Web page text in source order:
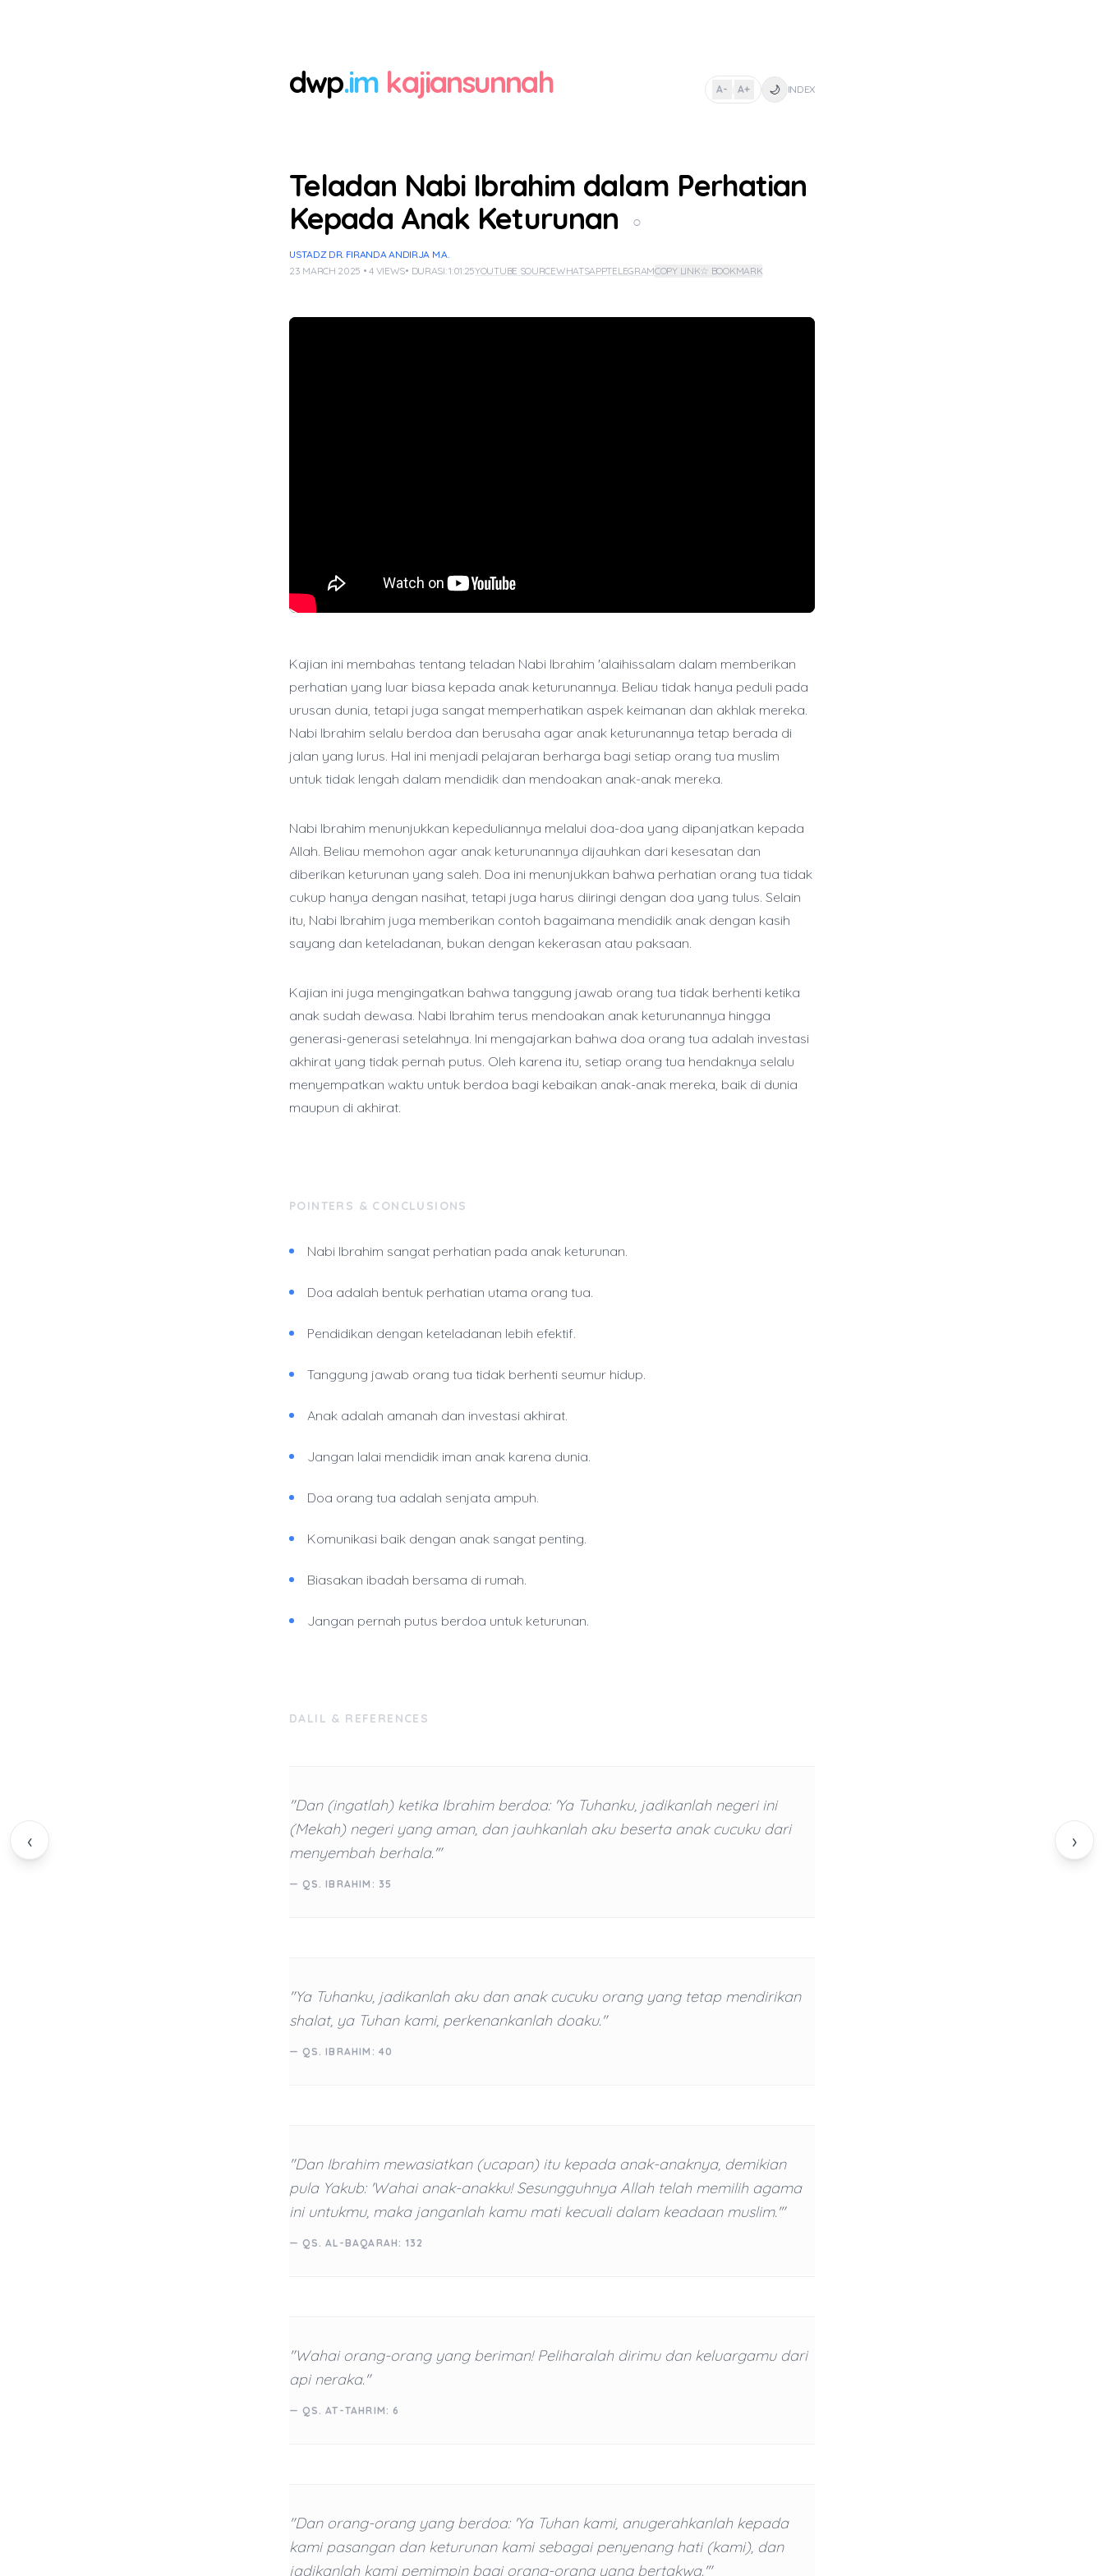
dwp.im kajiansunnah A- | A+ 🌙 INDEX
‹ ›
Teladan Nabi Ibrahim dalam Perhatian
Kepada Anak Keturunan
○
USTADZ DR. FIRANDA ANDIRJA M.A.
23 MARCH 2025 • 4 VIEWS• DURASI: 1:01:25YOUTUBE SOURCEWHATSAPPTELEGRAMCOPY LINK☆ BOOKMARK
Kajian ini membahas tentang teladan Nabi Ibrahim 'alaihissalam dalam memberikan
perhatian yang luar biasa kepada anak keturunannya. Beliau tidak hanya peduli pada
urusan dunia, tetapi juga sangat memperhatikan aspek keimanan dan akhlak mereka.
Nabi Ibrahim selalu berdoa dan berusaha agar anak keturunannya tetap berada di
jalan yang lurus. Hal ini menjadi pelajaran berharga bagi setiap orang tua muslim
untuk tidak lengah dalam mendidik dan mendoakan anak-anak mereka.
Nabi Ibrahim menunjukkan kepeduliannya melalui doa-doa yang dipanjatkan kepada
Allah. Beliau memohon agar anak keturunannya dijauhkan dari kesesatan dan
diberikan keturunan yang saleh. Doa ini menunjukkan bahwa perhatian orang tua tidak
cukup hanya dengan nasihat, tetapi juga harus diiringi dengan doa yang tulus. Selain
itu, Nabi Ibrahim juga memberikan contoh bagaimana mendidik anak dengan kasih
sayang dan keteladanan, bukan dengan kekerasan atau paksaan.
Kajian ini juga mengingatkan bahwa tanggung jawab orang tua tidak berhenti ketika
anak sudah dewasa. Nabi Ibrahim terus mendoakan anak keturunannya hingga
generasi-generasi setelahnya. Ini mengajarkan bahwa doa orang tua adalah investasi
akhirat yang tidak pernah putus. Oleh karena itu, setiap orang tua hendaknya selalu
menyempatkan waktu untuk berdoa bagi kebaikan anak-anak mereka, baik di dunia
maupun di akhirat.
POINTERS & CONCLUSIONS
Nabi Ibrahim sangat perhatian pada anak keturunan.
Doa adalah bentuk perhatian utama orang tua.
Pendidikan dengan keteladanan lebih efektif.
Tanggung jawab orang tua tidak berhenti seumur hidup.
Anak adalah amanah dan investasi akhirat.
Jangan lalai mendidik iman anak karena dunia.
Doa orang tua adalah senjata ampuh.
Komunikasi baik dengan anak sangat penting.
Biasakan ibadah bersama di rumah.
Jangan pernah putus berdoa untuk keturunan.
DALIL & REFERENCES
"Dan (ingatlah) ketika Ibrahim berdoa: 'Ya Tuhanku, jadikanlah negeri ini
(Mekah) negeri yang aman, dan jauhkanlah aku beserta anak cucuku dari
menyembah berhala.'"
— QS. IBRAHIM: 35
"Ya Tuhanku, jadikanlah aku dan anak cucuku orang yang tetap mendirikan
shalat, ya Tuhan kami, perkenankanlah doaku."
— QS. IBRAHIM: 40
"Dan Ibrahim mewasiatkan (ucapan) itu kepada anak-anaknya, demikian
pula Yakub: 'Wahai anak-anakku! Sesungguhnya Allah telah memilih agama
ini untukmu, maka janganlah kamu mati kecuali dalam keadaan muslim.'"
— QS. AL-BAQARAH: 132
"Wahai orang-orang yang beriman! Peliharalah dirimu dan keluargamu dari
api neraka."
— QS. AT-TAHRIM: 6
"Dan orang-orang yang berdoa: 'Ya Tuhan kami, anugerahkanlah kepada
kami pasangan dan keturunan kami sebagai penyenang hati (kami), dan
jadikanlah kami pemimpin bagi orang-orang yang bertakwa.'"